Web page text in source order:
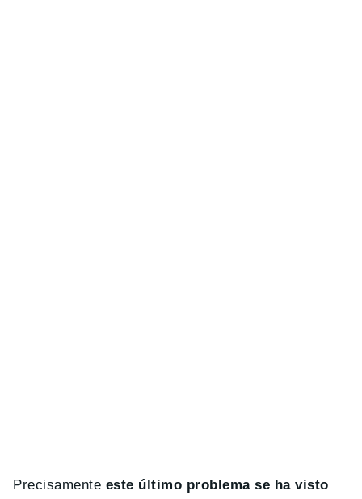
Precisamente este último problema se ha visto